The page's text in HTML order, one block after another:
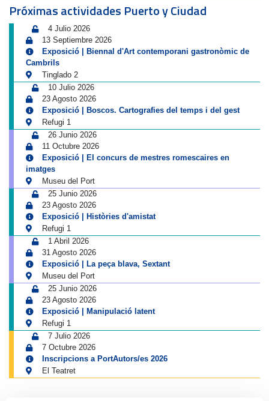
Próximas actividades Puerto y Ciudad
4 Julio 2026
13 Septiembre 2026
Exposició | Biennal d'Art contemporani gastronòmic de
Cambrils
Tinglado 2
10 Julio 2026
23 Agosto 2026
Exposició | Boscos. Cartografies del temps i del gest
Refugi 1
26 Junio 2026
11 Octubre 2026
Exposició | El concurs de mestres romescaires en
imatges
Museu del Port
25 Junio 2026
23 Agosto 2026
Exposició | Històries d'amistat
Refugi 1
1 Abril 2026
31 Agosto 2026
Exposició | La peça blava, Sextant
Museu del Port
25 Junio 2026
23 Agosto 2026
Exposició | Manipulació latent
Refugi 1
7 Julio 2026
7 Octubre 2026
Inscripcions a PortAutors/es 2026
El Teatret